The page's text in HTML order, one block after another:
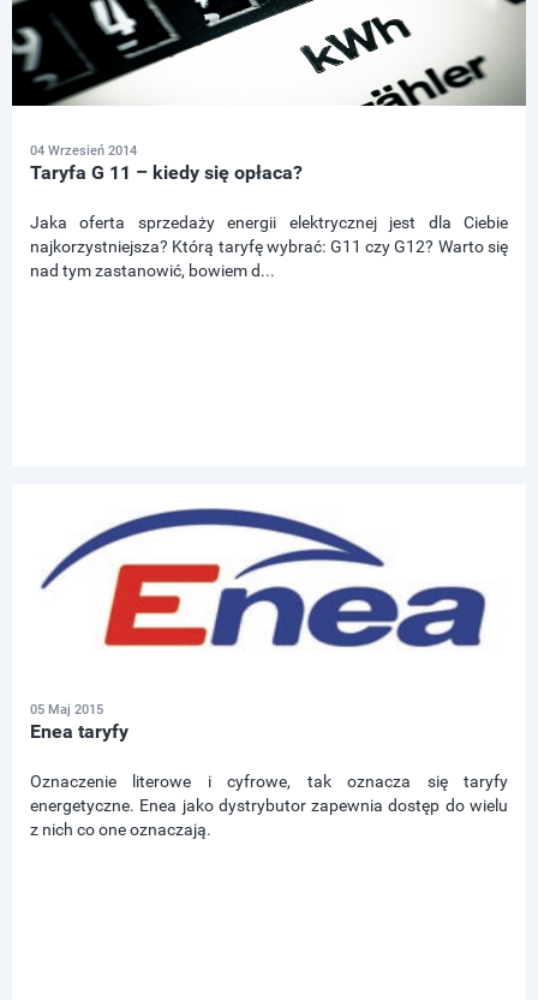
04 Wrzesień 2014
Taryfa G 11 – kiedy się opłaca?
Jaka oferta sprzedaży energii elektrycznej jest dla Ciebie
najkorzystniejsza? Którą taryfę wybrać: G11 czy G12? Warto się
nad tym zastanowić, bowiem d...
05 Maj 2015
Enea taryfy
Oznaczenie literowe i cyfrowe, tak oznacza się taryfy
energetyczne. Enea jako dystrybutor zapewnia dostęp do wielu
z nich co one oznaczają.